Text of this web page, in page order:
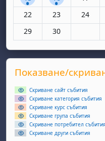
Няма събития,
22 Няма събития,
23 Няма
24
Няма събития,
29 Няма събития,
30
Supplementary
Прескочи Показване/
Показване/
Скриване сайт събития
Скриване категория събития
Скриване курс събития
Скриване група събития
Скриване потребител събития
Скриване други събития